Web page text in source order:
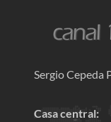
Sergio Cepeda
Casa central: